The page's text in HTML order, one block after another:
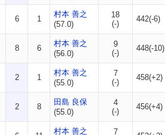
6 1
村本 善之
(57.0)
18
(-)
442(-6)
8 6
村本 善之
(56.0)
9
(-)
448(-10)
2 1
村本 善之
(55.0)
7
(-)
458(+2)
2 8
田島 良保
(55.0)
4
(-)
456(+4)
村本 善之
7